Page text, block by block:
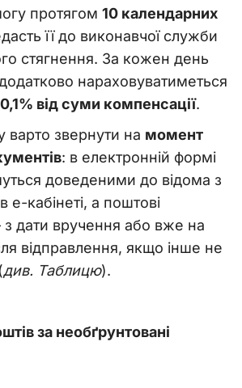
протягом 10 календарних
її до виконавчої служби
стягнення. За кожен день
нараховуватиметься
від суми компенсації.
варто звернути на момент
: в електронній формі
доведеними до відома з
е-кабінеті, а поштові
з дати вручення або вже на
відправлення, якщо інше не
див. Таблицю).
за необґрунтовані